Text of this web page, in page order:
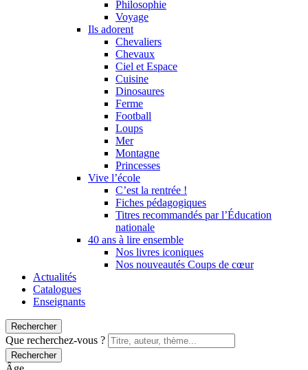
Philosophie
Voyage
Ils adorent
Chevaliers
Chevaux
Ciel et Espace
Cuisine
Dinosaures
Ferme
Football
Loups
Mer
Montagne
Princesses
Vive l’école
C’est la rentrée !
Fiches pédagogiques
Titres recommandés par l’Éducation
nationale
40 ans à lire ensemble
Nos livres iconiques
Nos nouveautés Coups de cœur
Actualités
Catalogues
Enseignants
Rechercher
Que recherchez-vous ?
Rechercher